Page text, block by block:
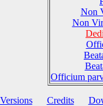
Non
Non
Officium
Versions Credits